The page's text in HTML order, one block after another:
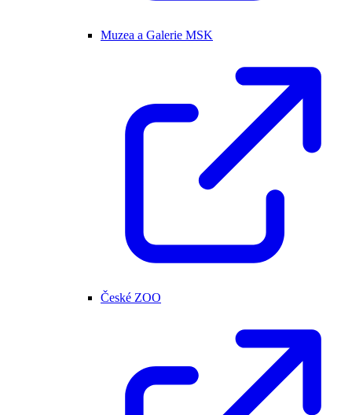
Muzea a Galerie MSK
České ZOO